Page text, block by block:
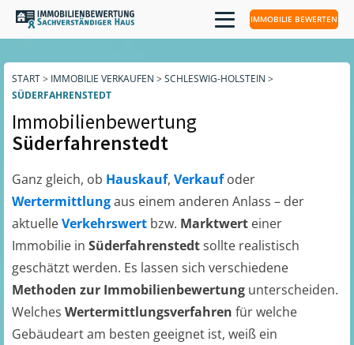
IMMOBILIE BEWERTEN
START> IMMOBILIE VERKAUFEN > SCHLESWIG-HOLSTEIN >
SÜDERFAHRENSTEDT
Immobilienbewertung
Süderfahrenstedt
Ganz gleich, ob Hauskauf, Verkaufoder
Wertermittlungaus einem anderen Anlass – der
aktuelleVerkehrswert bzw. Marktwert einer
Immobilie in Süderfahrenstedtsollte realistisch
geschätzt werden. Es lassen sich verschiedene
Methoden zur Immobilienbewertung unterscheiden.
Welches Wertermittlungsverfahren für welche
Gebäudeart am besten geeignet ist, weiß ein